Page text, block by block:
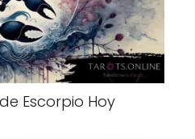
Escorpio Hoy